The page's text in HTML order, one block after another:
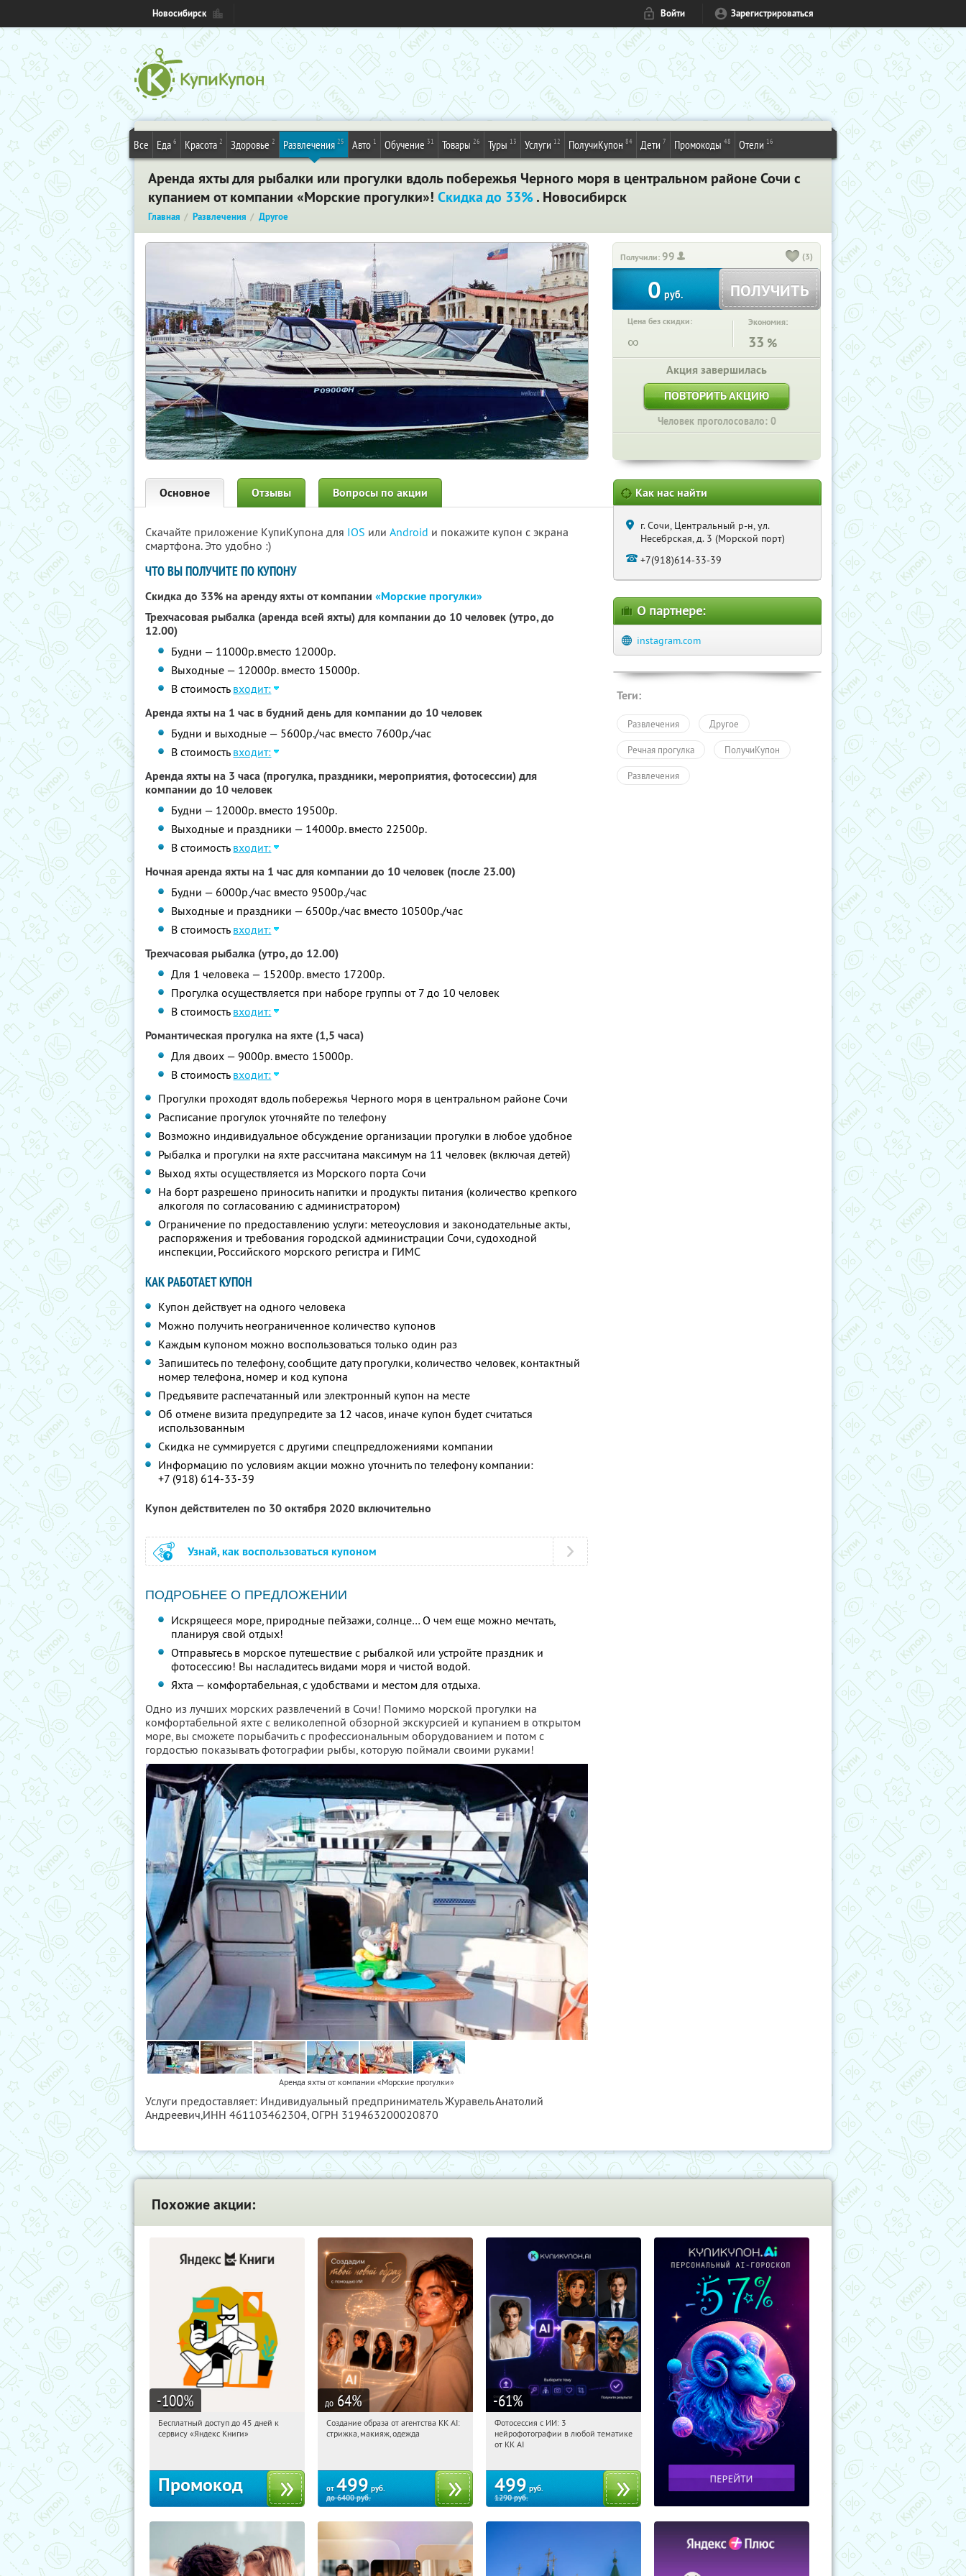
Новосибирск Войти Зарегистрироваться
Все Еда 6 Красота 2 Здоровье 2 Развлечения 25 Авто 1 Обучение 31 Товары 26 Туры 13 Услуги 12 ПолучиКупон 84 Дети 7 Промокоды 48 Отели 16
Аренда яхты для рыбалки или прогулки вдоль побережья Черного моря в центральном районе Сочи с
купанием от компании «Морские прогулки»! Скидка до 33%. Новосибирск
Главная Развлечения Другое
Получили:99 (3)
0 руб. ПОЛУЧИТЬ
Цена без скидки:
∞
Экономия:
33 %
Акция завершилась
ПОВТОРИТЬ АКЦИЮ
Человек проголосовало: 0
Основное Отзывы Вопросы по акции
Скачайте приложение КупиКупона для IOS или Android и покажите купон с экрана
смартфона. Это удобно :)
ЧТО ВЫ ПОЛУЧИТЕ ПО КУПОНУ
Скидка до 33% на аренду яхты от компании «Морские прогулки»
Трехчасовая рыбалка (аренда всей яхты) для компании до 10 человек (утро, до
12.00)
Будни — 11000р.вместо 12000р.
Выходные — 12000р. вместо 15000р.
В стоимость входит:
Аренда яхты на 1 час в будний день для компании до 10 человек
Будни и выходные — 5600р./час вместо 7600р./час
В стоимость входит:
Аренда яхты на 3 часа (прогулка, праздники, мероприятия, фотосессии) для
компании до 10 человек
Будни — 12000р. вместо 19500р.
Выходные и праздники — 14000р. вместо 22500р.
В стоимость входит:
Ночная аренда яхты на 1 час для компании до 10 человек (после 23.00)
Будни — 6000р./час вместо 9500р./час
Выходные и праздники — 6500р./час вместо 10500р./час
В стоимость входит:
Трехчасовая рыбалка (утро, до 12.00)
Для 1 человека — 15200р. вместо 17200р.
Прогулка осуществляется при наборе группы от 7 до 10 человек
В стоимость входит:
Романтическая прогулка на яхте (1,5 часа)
Для двоих — 9000р. вместо 15000р.
В стоимость входит:
Прогулки проходят вдоль побережья Черного моря в центральном районе Сочи
Расписание прогулок уточняйте по телефону
Возможно индивидуальное обсуждение организации прогулки в любое удобное
Рыбалка и прогулки на яхте рассчитана максимум на 11 человек (включая детей)
Выход яхты осуществляется из Морского порта Сочи
На борт разрешено приносить напитки и продукты питания (количество крепкого
алкоголя по согласованию с администратором)
Ограничение по предоставлению услуги: метеоусловия и законодательные акты,
распоряжения и требования городской администрации Сочи, судоходной
инспекции, Российского морского регистра и ГИМС
КАК РАБОТАЕТ КУПОН
Купон действует на одного человека
Можно получить неограниченное количество купонов
Каждым купоном можно воспользоваться только один раз
Запишитесь по телефону, сообщите дату прогулки, количество человек, контактный
номер телефона, номер и код купона
Предъявите распечатанный или электронный купон на месте
Об отмене визита предупредите за 12 часов, иначе купон будет считаться
использованным
Скидка не суммируется с другими спецпредложениями компании
Информацию по условиям акции можно уточнить по телефону компании:
+7 (918) 614-33-39
Купон действителен по 30 октября 2020 включительно
Узнай, как воспользоваться купоном
ПОДРОБНЕЕ О ПРЕДЛОЖЕНИИ
Искрящееся море, природные пейзажи, солнце… О чем еще можно мечтать,
планируя свой отдых!
Отправьтесь в морское путешествие с рыбалкой или устройте праздник и
фотосессию! Вы насладитесь видами моря и чистой водой.
Яхта — комфортабельная, с удобствами и местом для отдыха.
Одно из лучших морских развлечений в Сочи! Помимо морской прогулки на
комфортабельной яхте с великолепной обзорной экскурсией и купанием в открытом
море, вы сможете порыбачить с профессиональным оборудованием и потом с
гордостью показывать фотографии рыбы, которую поймали своими руками!
Аренда яхты от компании «Морские прогулки»
Услуги предоставляет: Индивидуальный предприниматель Журавель Анатолий
Андреевич,ИНН 461103462304, ОГРН 319463200020870
Как нас найти
г. Сочи, Центральный р-н, ул.
Несебрская, д. 3 (Морской порт)
+7(918)614-33-39
О партнере:
instagram.com
Теги:
Развлечения Другое
Речная прогулка ПолучиКупон
Развлечения
Похожие акции:
-100%
01:38:39
Получи первым!
Бесплатный доступ до 45 дней к
сервису «Яндекс Книги»
Промокод
до 64%
01:38:39 Купили:64
Создание образа от агентства KK AI:
стрижка, макияж, одежда
от 499 руб.
до6400руб.
-61%
01:38:39
Россия
Фотосессия с ИИ: 3
нейрофотографии в любой тематике
от KK AI
499 руб.
1290руб.